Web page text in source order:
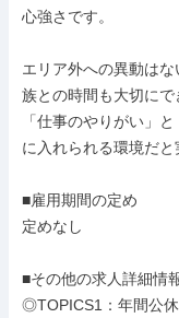
心強さです。
エリア外への異動は
族との時間も大切にで
「仕事のやりがい」
に入れられる環境だと
■雇用期間の定め
定めなし
■その他の求人詳細情
◎TOPICS1：年間公